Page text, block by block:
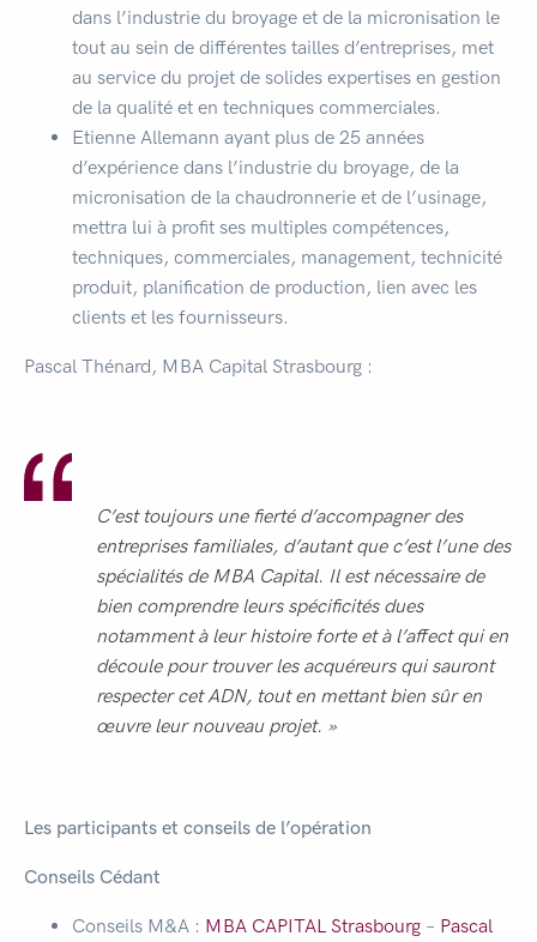
dans l’industrie du broyage et de la micronisation le
tout au sein de différentes tailles d’entreprises, met
au service du projet de solides expertises en gestion
de la qualité et en techniques commerciales.
Etienne Allemann ayant plus de 25 années
d’expérience dans l’industrie du broyage, de la
micronisation de la chaudronnerie et de l’usinage,
mettra lui à profit ses multiples compétences,
techniques, commerciales, management, technicité
produit, planification de production, lien avec les
clients et les fournisseurs.
Pascal Thénard, MBA Capital Strasbourg :
C’est toujours une fierté d’accompagner des
entreprises familiales, d’autant que c’est l’une des
spécialités de MBA Capital. Il est nécessaire de
bien comprendre leurs spécificités dues
notamment à leur histoire forte et à l’affect qui en
découle pour trouver les acquéreurs qui sauront
respecter cet ADN, tout en mettant bien sûr en
œuvre leur nouveau projet. »
Les participants et conseils de l’opération
Conseils Cédant
Conseils M&A : MBA CAPITAL Strasbourg – Pascal